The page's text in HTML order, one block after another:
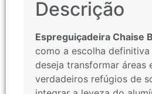
Descrição
Espreguiçadeira Chaise
como a escolha definitiva
deseja transformar áreas
verdadeiros refúgios de